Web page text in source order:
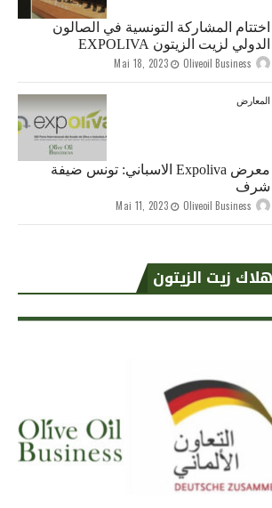
اختتام المشاركة التونسية في الصالون
الدولي لزيت الزيتون EXPOLIVA
Oliveoil Business
Mai 18, 2023
المعارض
معرض Expoliva الاسباني: تونس ضيفة
شرف
Oliveoil Business
Mai 11, 2023
زيت الزيتون